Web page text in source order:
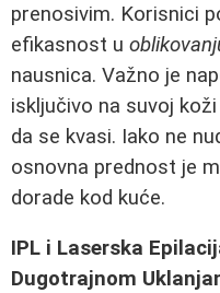
prenosivim. Korisnici
efikasnost u
nausnica. Važno je
isključivo na suvoj
da se kvasi. Iako ne
osnovna prednost je
dorade kod kuće.
IPL i Laserska
Dugotrajnom